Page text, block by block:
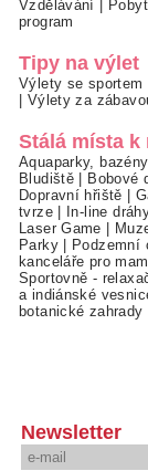
Vzdělávání
program
Tipy na výlet
Výlety se sportem
Výlety za
Stálá místa k
Aquaparky,
Bludiště
Bobové
Dopravní hřiště
tvrze| In-line
Laser Game
Parky| Podzemní
kanceláře pro
Sportovně -
a indiánské
botanické zahrady
Newsletter